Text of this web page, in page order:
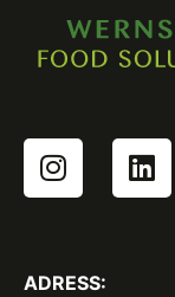
ADRESS: